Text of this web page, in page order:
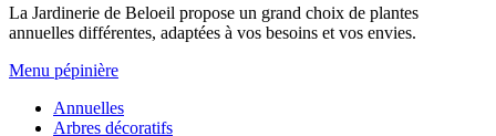
La Jardinerie de Beloeil propose un grand choix de plantes
annuelles différentes, adaptées à vos besoins et vos envies.
Menu pépinière
Annuelles
Arbres décoratifs